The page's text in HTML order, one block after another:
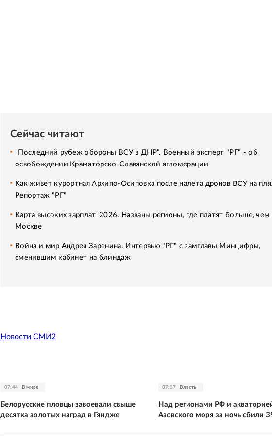
Сейчас читают
"Последний рубеж обороны ВСУ в ДНР". Военный эксперт "РГ" - об
освобождении Краматорско-Славянской агломерации
Как живет курортная Архипо-Осиповка после налета дронов ВСУ на
Репортаж "РГ"
Карта высоких зарплат-2026. Названы регионы, где платят больше, чем
Москве
Война и мир Андрея Заренина. Интервью "РГ" с замглавы Минцифры,
сменившим кабинет на блиндаж
Новости СМИ2
07:44 В мире
Белорусские пловцы завоевали свыше
десятка золотых наград в Гяндже
07:37 Власть
Над регионами РФ и
Азовского моря за ночь сбили